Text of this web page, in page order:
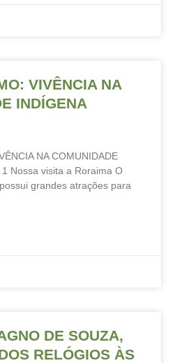
VIVÊNCIA NA
INDÍGENA
NA COMUNIDADE
1 Nossa visita a Roraima O
grandes atrações para
DE SOUZA,
RELÓGIOS ÀS